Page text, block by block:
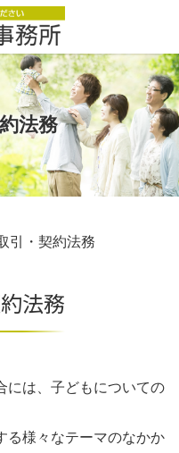
法務
引・契約法務
法務
には、子どもについての
る様々なテーマのなかか